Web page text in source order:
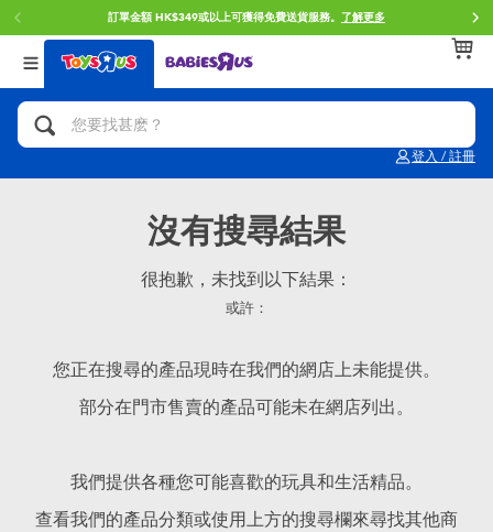
訂單金額 HK$349或以上可獲得免費送貨服務。 了解更多
登入 / 註冊
返回
分類目錄
人氣英雄,角色扮演,射擊玩具
拼砌組合及樂高LEGO
玩具車,貨車,火車及遙控系列
手工藝,文具,蠟筆,泥膠,畫板
返回
品牌
Brunch Brother 早午餐兄弟
Spider-Man蜘蛛俠
Play-Doh培樂多
返回
年齢
0~2歳
12~14歳
沒有搜尋結果
很抱歉，未找到以下結果：
或許：
您正在搜尋的產品現時在我們的網店上未能提供。
部分在門市售賣的產品可能未在網店列出。
我們提供各種您可能喜歡的玩具和生活精品。
查看我們的產品分類或使用上方的搜尋欄來尋找其他商